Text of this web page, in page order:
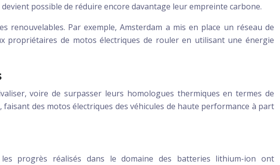
possible de réduire encore davantage leur empreinte carbone.
Par exemple, Amsterdam a mis en place un réseau de
propriétaires de motos électriques de rouler en utilisant une énergie
voire de surpasser leurs homologues thermiques en termes de
des motos électriques des véhicules de haute performance à part
les progrès réalisés dans le domaine des batteries lithium-ion ont